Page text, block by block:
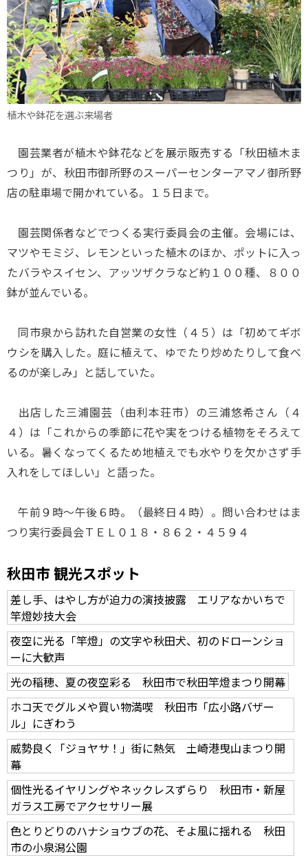
植木や鉢花を選ぶ来場者
園芸業者が植木や鉢花などを展示販売する「秋田植木ま
つり」が、秋田市御所野のスーパーセンターアマノ御所野
店の駐車場で開かれている。１５日まで。
園芸関係者などでつくる実行委員会の主催。会場には、
マツやモミジ、レモンといった植木のほか、ポットに入っ
たバラやスイセン、アッツザクラなど約１００種、８００
鉢が並んでいる。
同市泉から訪れた自営業の女性（４５）は「初めてギボ
ウシを購入した。庭に植えて、ゆでたり炒めたりして食べ
るのが楽しみ」と話していた。
出店した三浦園芸（由利本荘市）の三浦悠希さん（４
４）は「これからの季節に花や実をつける植物をそろえて
いる。暑くなってくるため地植えでも水やりを欠かさず手
入れをしてほしい」と語った。
午前９時～午後６時。（最終日４時）。問い合わせはま
つり実行委員会ＴＥＬ０１８・８６２・４５９４
秋田市 観光スポット
差し手、はやし方が迫力の演技披露 エリアなかいちで
竿燈妙技大会
夜空に光る「竿燈」の文字や秋田犬、初のドローンショ
ーに大歓声
光の稲穂、夏の夜空彩る 秋田市で秋田竿燈まつり開幕
ホコ天でグルメや買い物満喫 秋田市「広小路バザー
ル」にぎわう
威勢良く「ジョヤサ！」街に熱気 土崎港曳山まつり開
幕
個性光るイヤリングやネックレスずらり 秋田市・新屋
ガラス工房でアクセサリー展
色とりどりのハナショウブの花、そよ風に揺れる 秋田
市の小泉潟公園